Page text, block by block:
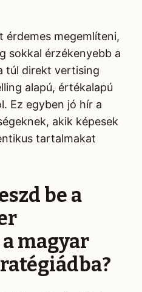
érdemes megemlíteni,
sokkal érzékenyebb a
túl direkt vertising
alapú, értékalapú
Ez egyben jó hír a
akik képesek
tartalmakat
be a
magyar